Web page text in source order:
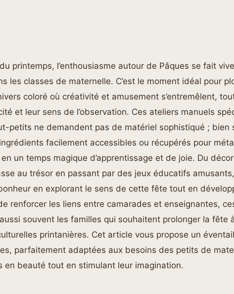
du printemps, l’enthousiasme autour de Pâques se fait
les classes de maternelle. C’est le moment idéal pour
coloré où créativité et amusement s’entremêlent,
et leur sens de l’observation. Ces ateliers manuels
petits ne demandent pas de matériel sophistiqué ; bien
facilement accessibles ou récupérés pour
un temps magique d’apprentissage et de joie. Du
au trésor en passant par des jeux éducatifs
en explorant le sens de cette fête tout en
renforcer les liens entre camarades et enseignantes,
souvent les familles qui souhaitent prolonger la fête
printanières. Cet article vous propose un éventail
parfaitement adaptées aux besoins des petits de
en beauté tout en stimulant leur imagination.